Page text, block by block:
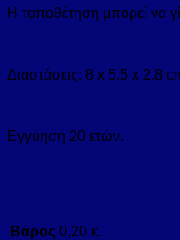
Η τοποθέτηση μπορεί να
Διαστάσεις: 8 x 5.5 x 2.8
Εγγύηση 20 ετών.
Βάρος 0,20 κ.